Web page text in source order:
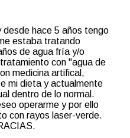
desde hace 5 años tengo
estaba tratando
de agua fría y/o
con "agua de
medicina artifical,
mi dieta y actualmente
dentro de lo normal.
operarme y por ello
con rayos laser-verde.